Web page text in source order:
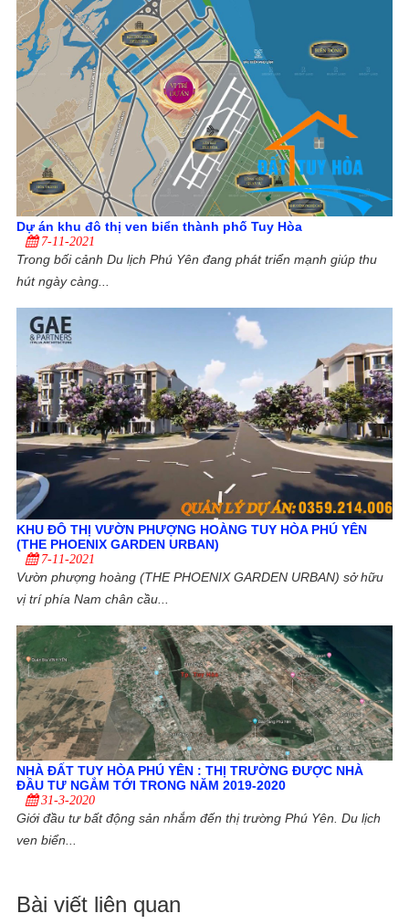
Dự án khu đô thị ven biển thành phố Tuy Hòa
7-11-2021
Trong bối cảnh Du lịch Phú Yên đang phát triển mạnh giúp thu
hút ngày càng...
KHU ĐÔ THỊ VƯỜN PHƯỢNG HOÀNG TUY HÒA PHÚ YÊN
(THE PHOENIX GARDEN URBAN)
7-11-2021
Vườn phượng hoàng (THE PHOENIX GARDEN URBAN) sở hữu
vị trí phía Nam chân cầu...
NHÀ ĐẤT TUY HÒA PHÚ YÊN : THỊ TRƯỜNG ĐƯỢC NHÀ
ĐẦU TƯ NGẮM TỚI TRONG NĂM 2019-2020
31-3-2020
Giới đầu tư bất động sản nhắm đến thị trường Phú Yên. Du lịch
ven biển...
Bài viết liên quan